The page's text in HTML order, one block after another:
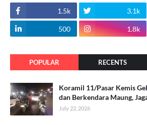
1.5k 3.1k
500 1.8k
POPULAR RECENTS
Koramil 11/Pasar Kemis
dan Berkendara Maung,
July 22, 2026